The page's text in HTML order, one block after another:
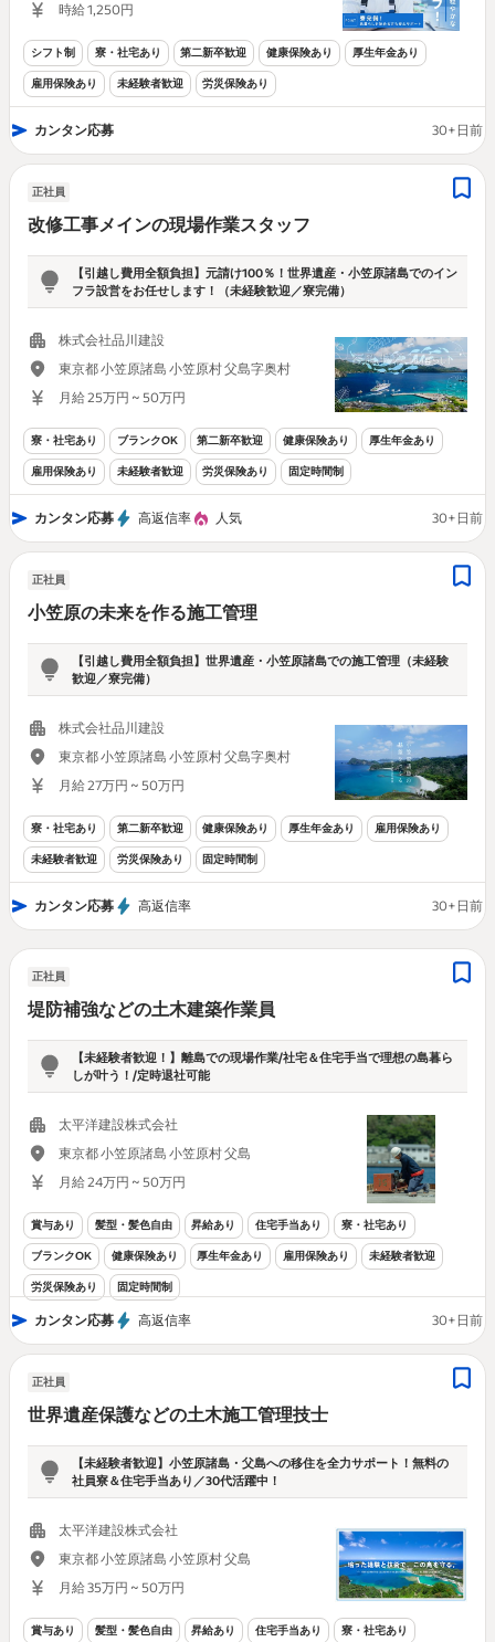
時給 1,250円
シフト制 寮・社宅あり 第二新卒歓迎 健康保険あり 厚生年金あり
雇用保険あり 未経験者歓迎 労災保険あり
カンタン応募 30+日前
正社員
改修工事メインの現場作業スタッフ
【引越し費用全額負担】元請け100％！世界遺産・小笠原諸島でのイン
フラ設営をお任せします！（未経験歓迎／寮完備）
株式会社品川建設
東京都 小笠原諸島 小笠原村 父島字奥村
月給 25万円 ~ 50万円
寮・社宅あり ブランクOK 第二新卒歓迎 健康保険あり 厚生年金あり
雇用保険あり 未経験者歓迎 労災保険あり 固定時間制
カンタン応募 高返信率 人気 30+日前
正社員
小笠原の未来を作る施工管理
【引越し費用全額負担】世界遺産・小笠原諸島での施工管理（未経験
歓迎／寮完備）
株式会社品川建設
東京都 小笠原諸島 小笠原村 父島字奥村
月給 27万円 ~ 50万円
寮・社宅あり 第二新卒歓迎 健康保険あり 厚生年金あり 雇用保険あり
未経験者歓迎 労災保険あり 固定時間制
カンタン応募 高返信率 30+日前
正社員
堤防補強などの土木建築作業員
【未経験者歓迎！】離島での現場作業/社宅＆住宅手当で理想の島暮ら
しが叶う！/定時退社可能
太平洋建設株式会社
東京都 小笠原諸島 小笠原村 父島
月給 24万円 ~ 50万円
賞与あり 髪型・髪色自由 昇給あり 住宅手当あり 寮・社宅あり
ブランクOK 健康保険あり 厚生年金あり 雇用保険あり 未経験者歓迎
労災保険あり 固定時間制
カンタン応募 高返信率 30+日前
正社員
世界遺産保護などの土木施工管理技士
【未経験者歓迎】小笠原諸島・父島への移住を全力サポート！無料の
社員寮＆住宅手当あり／30代活躍中！
太平洋建設株式会社
東京都 小笠原諸島 小笠原村 父島
月給 35万円 ~ 50万円
賞与あり 髪型・髪色自由 昇給あり 住宅手当あり 寮・社宅あり